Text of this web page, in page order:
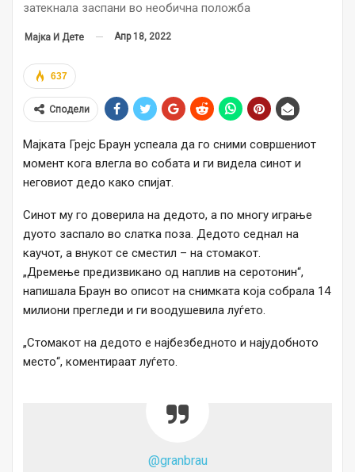
затекнала заспани во необична положба
Мајка И Дете Апр 18, 2022
637
Сподели
Мајката Грејс Браун успеала да го сними совршениот
момент кога влегла во собата и ги видела синот и
неговиот дедо како спијат.
Синот му го доверила на дедото, а по многу играње
дуото заспало во слатка поза. Дедото седнал на
каучот, а внукот се сместил – на стомакот.
„Дремење предизвикано од наплив на серотонин“,
напишала Браун во описот на снимката која собрала 14
милиони прегледи и ги воодушевила луѓето.
„Стомакот на дедото е најбезбедното и најудобното
место“, коментираат луѓето.
@granbrau